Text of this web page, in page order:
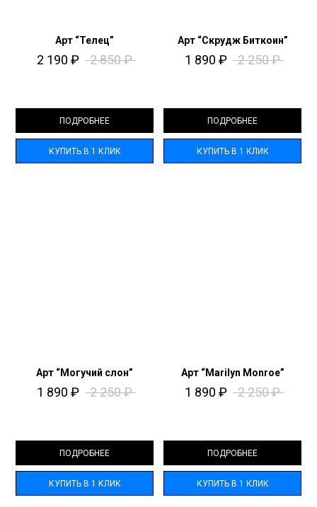
Арт “Телец”
2 190 ₽ 2 850₽
ПОДРОБНЕЕ
КУПИТЬ В 1 КЛИК
Арт “Скрудж Биткоин”
1 890 ₽ 2 250₽
ПОДРОБНЕЕ
КУПИТЬ В 1 КЛИК
Арт “Могучий слон”
1 890 ₽ 2 250₽
ПОДРОБНЕЕ
КУПИТЬ В 1 КЛИК
Арт “Marilyn Monroe”
1 890 ₽ 2 250₽
ПОДРОБНЕЕ
КУПИТЬ В 1 КЛИК